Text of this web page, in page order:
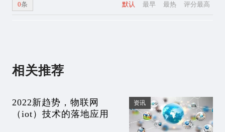
默认 最早 最热 评分最高
0条
相关推荐
2022新趋势，物联网
（iot）技术的落地应用
资讯